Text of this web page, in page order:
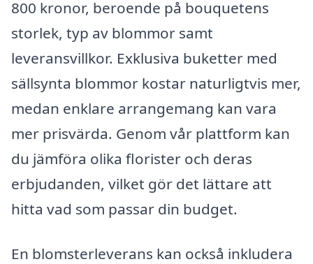
800 kronor, beroende på bouquetens
storlek, typ av blommor samt
leveransvillkor. Exklusiva buketter med
sällsynta blommor kostar naturligtvis mer,
medan enklare arrangemang kan vara
mer prisvärda. Genom vår plattform kan
du jämföra olika florister och deras
erbjudanden, vilket gör det lättare att
hitta vad som passar din budget.
En blomsterleverans kan också inkludera